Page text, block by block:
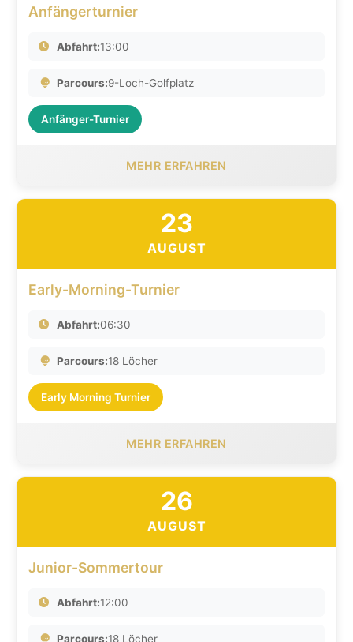
Anfängerturnier
Abfahrt:13:00
Parcours:9-Loch-Golfplatz
Anfänger-Turnier
MEHR ERFAHREN
23
AUGUST
Early-Morning-Turnier
Abfahrt:06:30
Parcours:18 Löcher
Early Morning Turnier
MEHR ERFAHREN
26
AUGUST
Junior-Sommertour
Abfahrt:12:00
Parcours:18 Löcher